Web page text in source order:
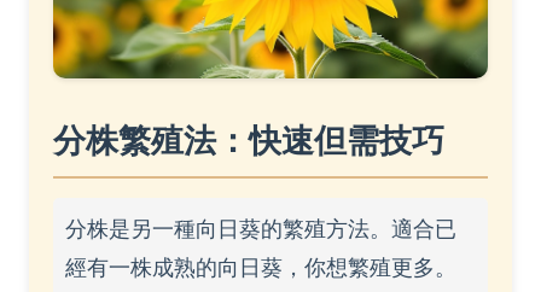
分株繁殖法：快速但需技巧
分株是另一種向日葵的繁殖方法。適合已
經有一株成熟的向日葵，你想繁殖更多。